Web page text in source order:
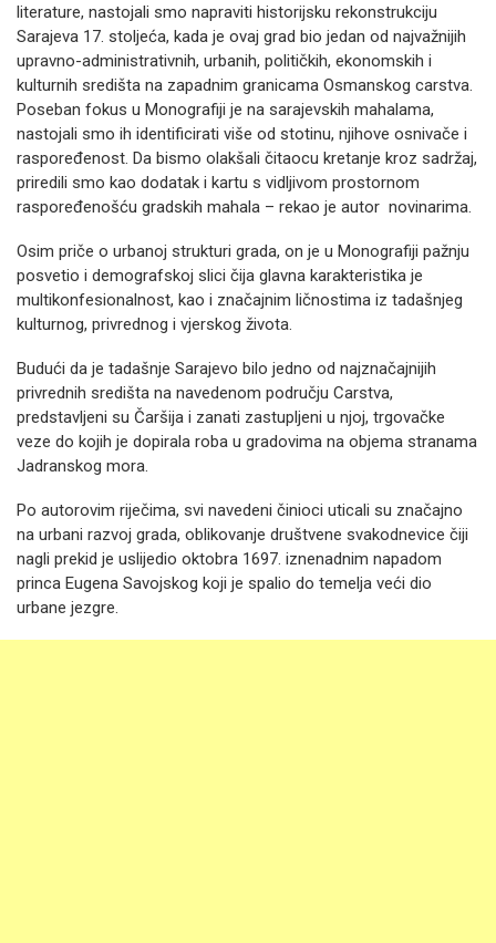
literature, nastojali smo napraviti historijsku rekonstrukciju
Sarajeva 17. stoljeća, kada je ovaj grad bio jedan od najvažnijih
upravno-administrativnih, urbanih, političkih, ekonomskih i
kulturnih središta na zapadnim granicama Osmanskog carstva.
Poseban fokus u Monografiji je na sarajevskih mahalama,
nastojali smo ih identificirati više od stotinu, njihove osnivače i
raspoređenost. Da bismo olakšali čitaocu kretanje kroz sadržaj,
priredili smo kao dodatak i kartu s vidljivom prostornom
raspoređenošću gradskih mahala – rekao je autor novinarima.
Osim priče o urbanoj strukturi grada, on je u Monografiji pažnju
posvetio i demografskoj slici čija glavna karakteristika je
multikonfesionalnost, kao i značajnim ličnostima iz tadašnjeg
kulturnog, privrednog i vjerskog života.
Budući da je tadašnje Sarajevo bilo jedno od najznačajnijih
privrednih središta na navedenom području Carstva,
predstavljeni su Čaršija i zanati zastupljeni u njoj, trgovačke
veze do kojih je dopirala roba u gradovima na objema stranama
Jadranskog mora.
Po autorovim riječima, svi navedeni činioci uticali su značajno
na urbani razvoj grada, oblikovanje društvene svakodnevice čiji
nagli prekid je uslijedio oktobra 1697. iznenadnim napadom
princa Eugena Savojskog koji je spalio do temelja veći dio
urbane jezgre.